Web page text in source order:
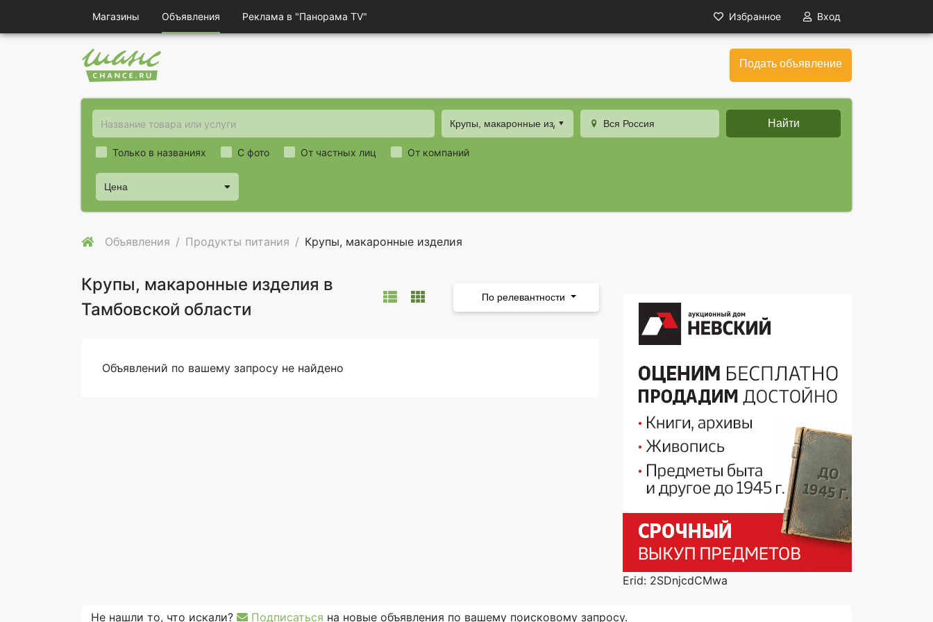
Магазины Объявления Реклама в "Панорама TV" Избранное Вход
Подать объявление
Крупы, макаронные изделия Вся Россия Найти
Только в названиях
Цена
С фото От частных лиц От компаний
Объявления Продукты питания Крупы, макаронные изделия
Крупы, макаронные изделия в
Тамбовской области
По релевантности
Объявлений по вашему запросу не найдено
Erid: 2SDnjcdCMwa
Не нашли то, что искали? Подписаться на новые объявления по вашему поисковому запросу.